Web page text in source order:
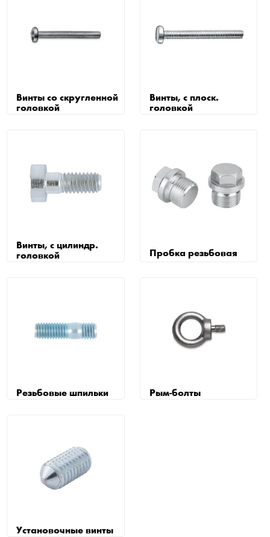
Винты со скругленной
головкой
Винты, с плоск.
головкой
Винты, с цилиндр.
головкой
Пробка резьбовая
Резьбовые шпильки Рым-болты
Установочные винты